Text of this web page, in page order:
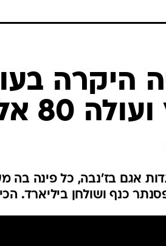
היקרה
דולר ללילה
כנף ושולחן ביליארד.